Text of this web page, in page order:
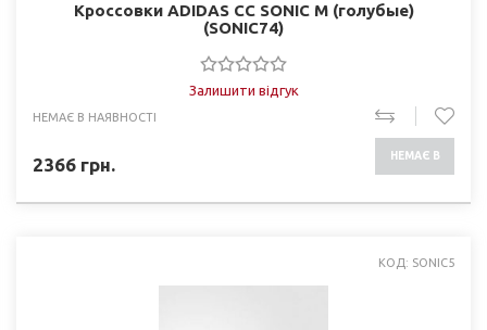
Кроссовки ADIDAS CC SONIC M (голубые)
(SONIC74)
Залишити відгук
НЕМАЄ В НАЯВНОСТІ
2366 грн. НЕМАЄ В
КОД: SONIC5